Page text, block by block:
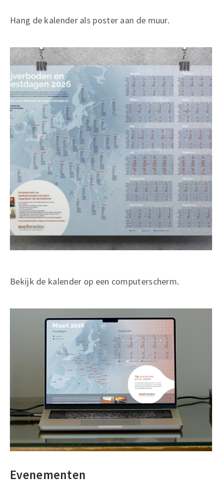
Hang de kalender als poster aan de muur.
Bekijk de kalender op een computerscherm.
Evenementen